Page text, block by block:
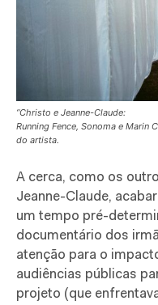
“Christo e Jeanne-Claude:
Running Fence, Sonoma e Marin
do artista.
A cerca, como os
Jeanne-Claude,
um tempo pré-
documentário dos
atenção para o
audiências públicas
projeto (que